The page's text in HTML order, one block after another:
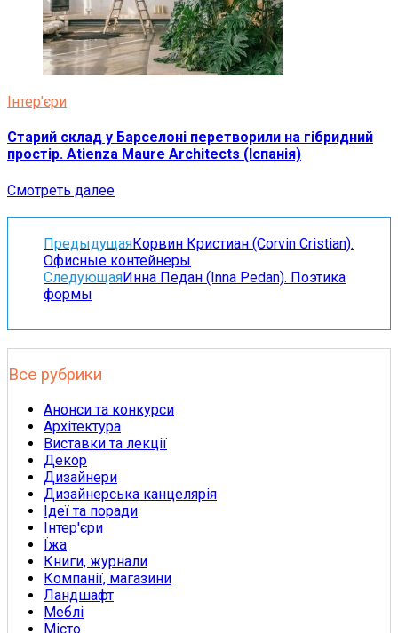
Інтер'єри
Старий склад у Барселоні перетворили на гібридний
простір. Atienza Maure Architects (Іспанія)
Смотреть далее
ПредыдущаяКорвин Кристиан (Corvin Cristian).
Офисные контейнеры
СледующаяИнна Педан (Inna Pedan). Поэтика
формы
Все рубрики
Анонси та конкурси
Архітектура
Виставки та лекції
Декор
Дизайнери
Дизайнерська канцелярія
Ідеї та поради
Інтер'єри
Їжа
Книги, журнали
Компанії, магазини
Ландшафт
Меблі
Місто